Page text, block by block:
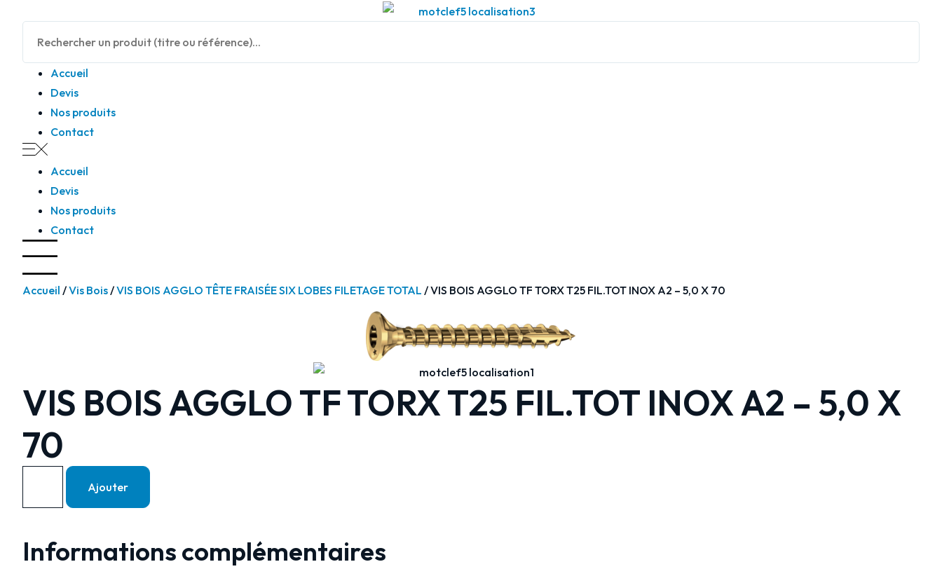
Accueil
Devis
Nos produits
Contact
Accueil
Devis
Nos produits
Contact
Accueil /Vis Bois/VIS BOIS AGGLO TÊTE FRAISÉE SIX LOBES FILETAGE TOTAL / VIS BOIS AGGLO TF TORX T25 FIL.TOT INOX A2 – 5,0 X 70
VIS BOIS AGGLO TF TORX T25 FIL.TOT INOX A2 – 5,0 X
70
Ajouter
Informations complémentaires